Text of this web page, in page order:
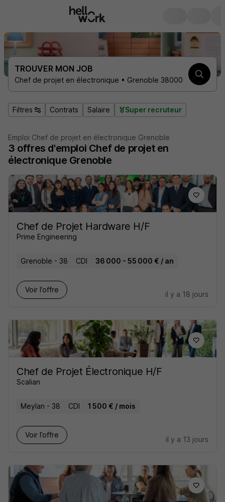
TROUVER MON JOB
Chef de projet en électronique • Grenoble 38000
Filtres Contrats Salaire Super recruteur
Emploi Chef de projet en électronique Grenoble
3 offres d'emploi Chef de projet en
électronique Grenoble
Chef de Projet Hardware H/F
Prime Engineering
Grenoble - 38 CDI 36 000 - 55 000 € / an
Voir l’offre
il y a 18 jours
Chef de Projet Électronique H/F
Scalian
Meylan - 38 CDI 1 500 € / mois
Voir l’offre
il y a 13 jours